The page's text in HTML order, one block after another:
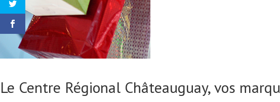
Le Centre Régional Châteauguay, vos